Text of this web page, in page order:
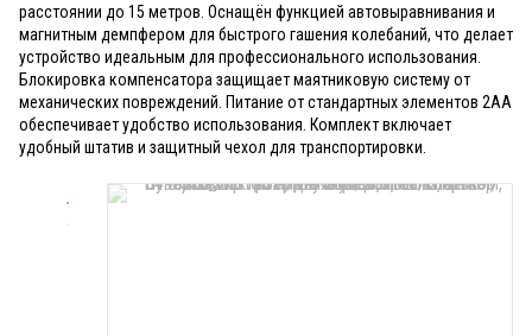
расстоянии до 15 метров. Оснащён функцией автовыравнивания и
магнитным демпфером для быстрого гашения колебаний, что делает
устройство идеальным для профессионального использования.
Блокировка компенсатора защищает маятниковую систему от
механических повреждений. Питание от стандартных элементов 2AA
обеспечивает удобство использования. Комплект включает
удобный штатив и защитный чехол для транспортировки.